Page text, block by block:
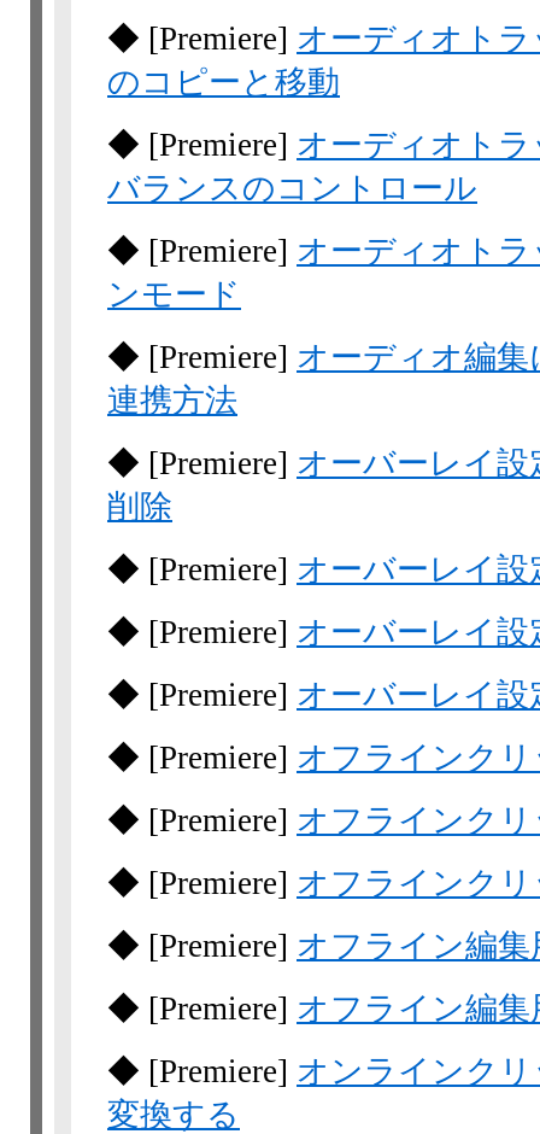
◆ [Premiere] オーディオト
のコピーと移動
◆ [Premiere] オーディオト
バランスのコントロール
◆ [Premiere] オーディオト
ンモード
◆ [Premiere] オーディオ編集
連携方法
◆ [Premiere] オーバーレイ
削除
◆ [Premiere] オーバーレイ設
◆ [Premiere] オーバーレイ設
◆ [Premiere] オーバーレイ
◆ [Premiere] オフラインク
◆ [Premiere] オフラインク
◆ [Premiere] オフラインク
◆ [Premiere] オフライン編
◆ [Premiere] オフライン編
◆ [Premiere] オンラインク
変換する